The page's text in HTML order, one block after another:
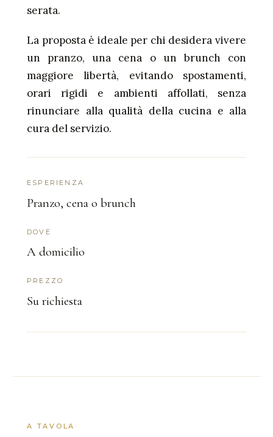
serata.
La proposta è ideale per chi desidera vivere
un pranzo, una cena o un brunch con
maggiore libertà, evitando spostamenti,
orari rigidi e ambienti affollati, senza
rinunciare alla qualità della cucina e alla
cura del servizio.
ESPERIENZA
Pranzo, cena o brunch
DOVE
A domicilio
PREZZO
Su richiesta
A TAVOLA